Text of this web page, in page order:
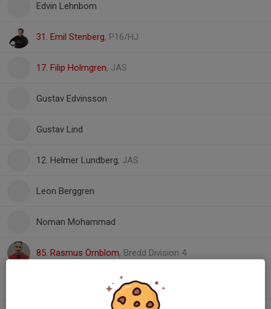
Edvin Lehnbom
31. Emil Stenberg, P16/HJ
17. Filip Holmgren, JAS
Gustav Edvinsson
Gustav Lind
12. Helmer Lundberg, JAS
Leon Berggren
Noman Mohammad
85. Rasmus Örnblom, Bredd Division 4